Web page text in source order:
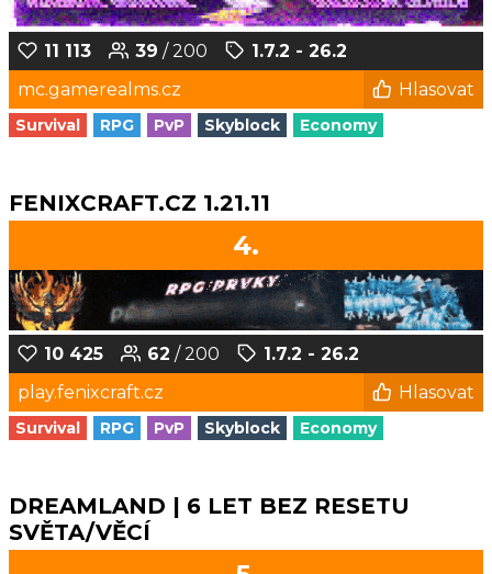
11 113 39 / 200
1.7.2 - 26.2
mc.gamerealms.cz
Hlasovat
Survival RPG PvP Skyblock Economy
FENIXCRAFT.CZ 1.21.11
4.
10 425 62 / 200
1.7.2 - 26.2
play.fenixcraft.cz
Hlasovat
Survival RPG PvP Skyblock Economy
DREAMLAND | 6 LET BEZ RESETU
SVĚTA/VĚCÍ